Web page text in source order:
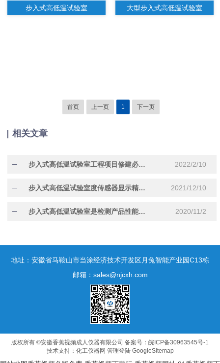
步入式高低温试验室 大型步入式高低温试验室
首页 上一页 1 下一页
相关文章
步入式高低温试验室工程项目修建必须注意哪些事宜 2022/2/10
步入式高低温试验室度传感器显示精度体现在哪里 2021/12/10
步入式高低温试验室是检测产品性能的理想设备 2020/11/2
地址：安徽省马鞍山市当涂经济技术开发区月兔智能产业园C13栋
邮箱：sales@njcxh.com
版权所有 ©安徽香蕉视频成人仪器有限公司 备案号：皖ICP备30963545号-1
技术支持： 化工仪器网 管理登陆 GoogleSitemap